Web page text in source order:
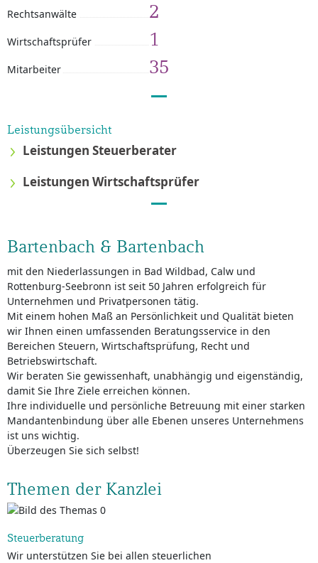
Rechtsanwälte 2
Wirtschaftsprüfer 1
Mitarbeiter 35
Leistungsübersicht
Leistungen Steuerberater
Leistungen Wirtschaftsprüfer
Bartenbach & Bartenbach
mit den Niederlassungen in Bad Wildbad, Calw und
Rottenburg-Seebronn ist seit 50 Jahren erfolgreich für
Unternehmen und Privatpersonen tätig.
Mit einem hohen Maß an Persönlichkeit und Qualität bieten
wir Ihnen einen umfassenden Beratungsservice in den
Bereichen Steuern, Wirtschaftsprüfung, Recht und
Betriebswirtschaft.
Wir beraten Sie gewissenhaft, unabhängig und eigenständig,
damit Sie Ihre Ziele erreichen können.
Ihre individuelle und persönliche Betreuung mit einer starken
Mandantenbindung über alle Ebenen unseres Unternehmens
ist uns wichtig.
Überzeugen Sie sich selbst!
Themen der Kanzlei
Steuerberatung
Wir unterstützen Sie bei allen steuerlichen